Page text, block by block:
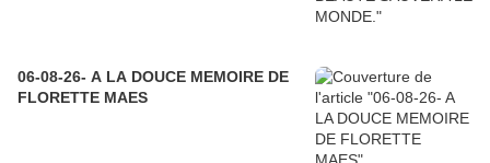
06-08-26- A LA DOUCE MEMOIRE DE
FLORETTE MAES